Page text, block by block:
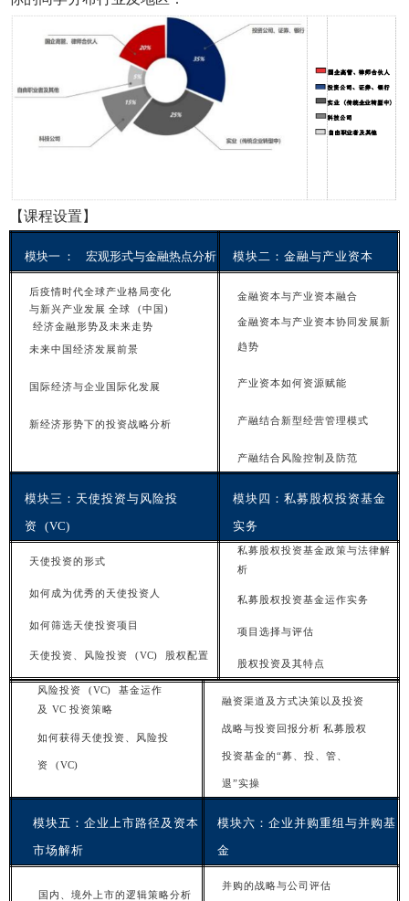
【课程设置】
模块一 ： 宏观形式与金融热点分析 模块二：金融与产业资本
后疫情时代全球产业格局变化
与新兴产业发展 全球 (中国)
经济金融形势及未来走势
未来中国经济发展前景
国际经济与企业国际化发展
新经济形势下的投资战略分析
金融资本与产业资本融合
金融资本与产业资本协同发展新
趋势
产业资本如何资源赋能
产融结合新型经营管理模式
产融结合风险控制及防范
模块三：天使投资与风险投
资 (VC)
模块四：私募股权投资基金
实务
天使投资的形式
如何成为优秀的天使投资 人
如何筛选天使投资项目
天使投资、风险投资 (VC) 股权配置
私募股权投资基金政策与法律解
析
私募股权投资基金运作实务
项目选择与评估
股权投资及其特点
风险投资 (VC) 基金运作
及 VC 投资策略
如何获得天使投资、风险投
资 (VC)
融 资渠道及方式决策以及投资
战略与投资回报分析 私募股权
投资基金的“募、投、管、
退”实操
模块五：企业上市路径及资本
市场解析
模块六：企业并购重组与并购基
金
国内、境外上市的逻辑策略分析
并购的战略与公司评估